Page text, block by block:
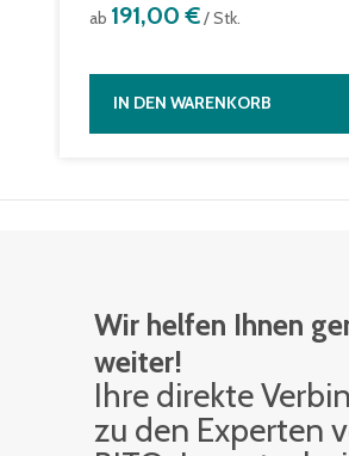
ab 191,00 €/ Stk.
IN DEN WARENKORB
Wir helfen Ihnen
weiter!
Ihre di­rek­te
zu den Ex­per­ten